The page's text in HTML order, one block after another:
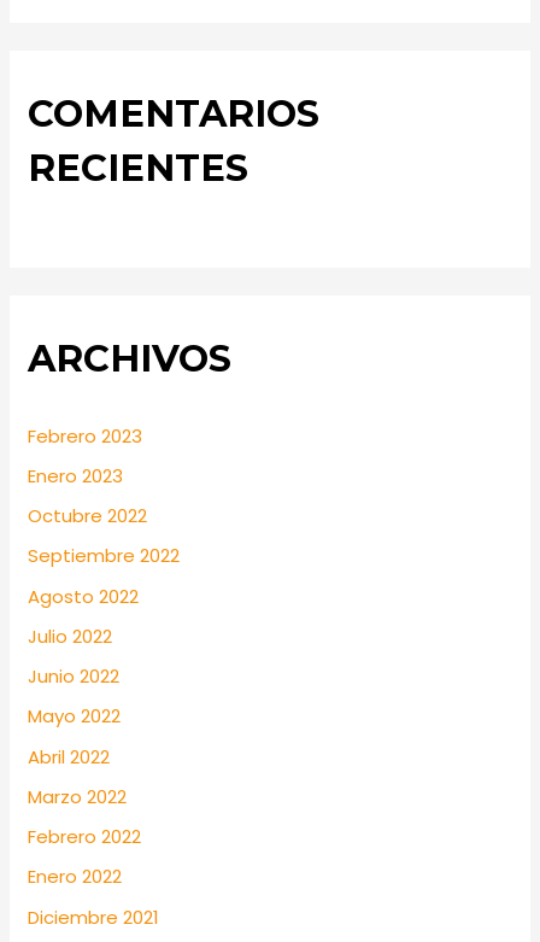
COMENTARIOS
RECIENTES
ARCHIVOS
Febrero 2023
Enero 2023
Octubre 2022
Septiembre 2022
Agosto 2022
Julio 2022
Junio 2022
Mayo 2022
Abril 2022
Marzo 2022
Febrero 2022
Enero 2022
Diciembre 2021